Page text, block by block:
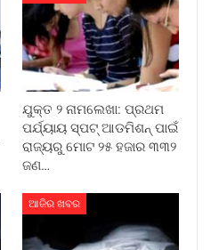
ଯୁକ୍ତ ୨ ନାମଲେଖା: ପ୍ରଥମ
ପର୍ଯ୍ୟାୟ ସ୍ପଟ୍ ଆଡମିଶନ୍ ପାଇଁ
ରାଜ୍ୟରୁ ମୋଟ ୨୫ ହଜାର ୩୩୨
ଜଣ…
ଆଜିର ଖବର